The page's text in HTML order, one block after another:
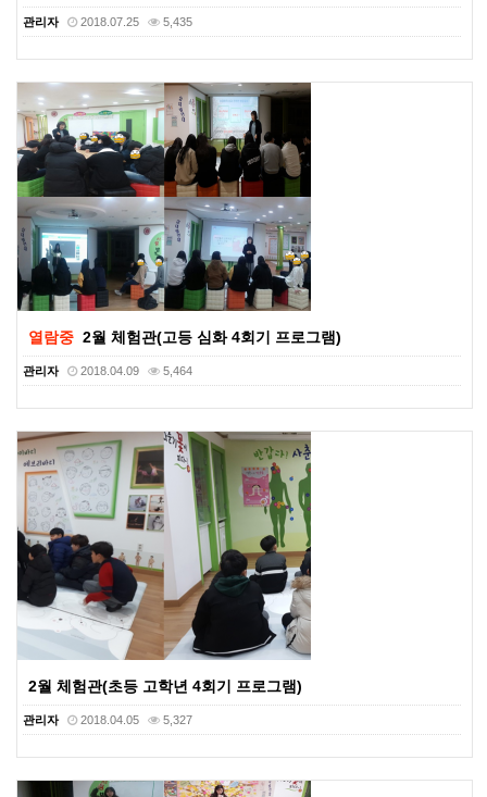
관리자 2018.07.25 5,435
열람중 2월 체험관(고등 심화 4회기 프로그램)
관리자 2018.04.09 5,464
2월 체험관(초등 고학년 4회기 프로그램)
관리자 2018.04.05 5,327